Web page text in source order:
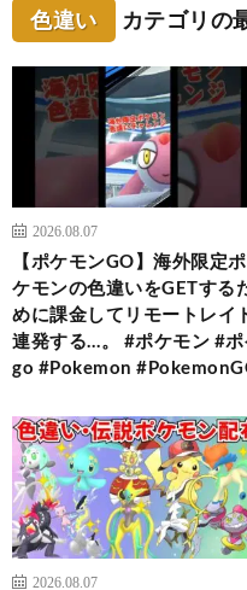
色違い カテゴリの
2026.08.07
【ポケモンGO】海外限定ポ
ケモンの色違いをGETする
めに課金してリモートレイ
連発する…。 #ポケモン #
go #Pokemon
2026.08.07